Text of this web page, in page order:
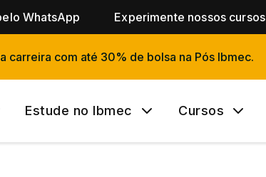
WhatsApp Experimente nossos cursos
carreira com até 30% de bolsa na Pós Ibmec.
Estude no Ibmec Cursos